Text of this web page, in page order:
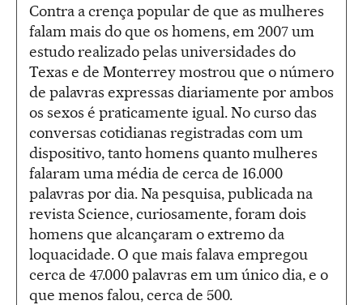
Contra a crença popular de que as mulheres
falam mais do que os homens, em 2007 um
estudo realizado pelas universidades do
Texas e de Monterrey mostrou que o número
de palavras expressas diariamente por ambos
os sexos é praticamente igual. No curso das
conversas cotidianas registradas com um
dispositivo, tanto homens quanto mulheres
falaram uma média de cerca de 16.000
palavras por dia. Na pesquisa, publicada na
revista Science, curiosamente, foram dois
homens que alcançaram o extremo da
loquacidade. O que mais falava empregou
cerca de 47.000 palavras em um único dia, e o
que menos falou, cerca de 500.